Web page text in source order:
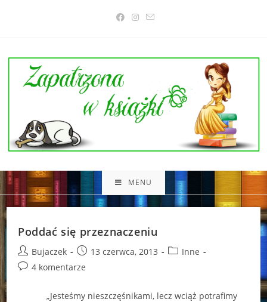
MENU
Poddać się przeznaczeniu
Post
author:
Bujaczek
Post
published:
13 czerwca, 2013
PostInne
Post4 komentarze
„Jesteśmy nieszczęśnikami, lecz wciąż potrafimy